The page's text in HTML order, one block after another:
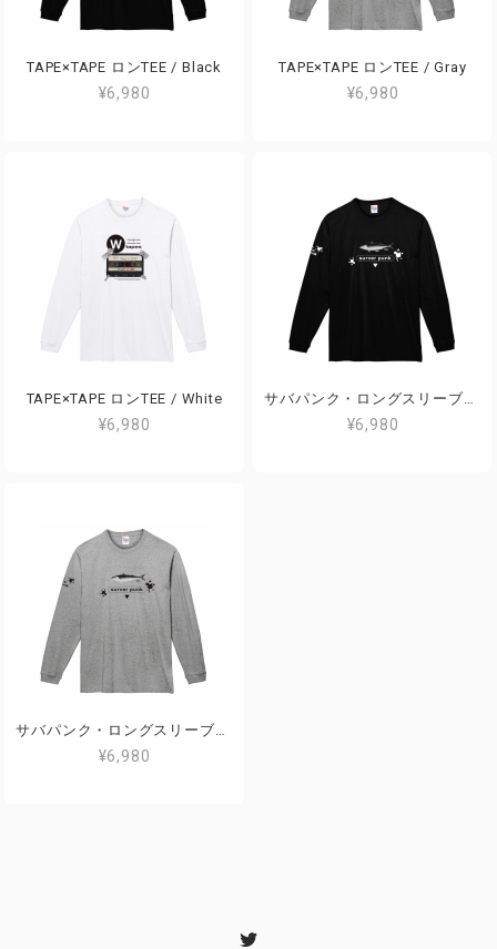
TAPE×TAPE ロンTEE / Black
¥6,980
TAPE×TAPE ロンTEE / Gray
¥6,980
TAPE×TAPE ロンTEE / White
¥6,980
サバパンク・ロングスリーブTEE 2020 / Black
¥6,980
サバパンク・ロングスリーブTEE 2020 / Gray
¥6,980